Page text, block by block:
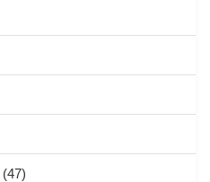
(47)